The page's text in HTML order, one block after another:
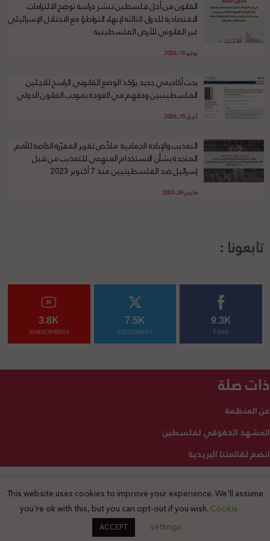
القانون من أجل فلسطين تنشر دراسة توضح الالتزامات
الاقتصادية للدول الثالثة لإنهاء التواطؤ مع الاحتلال الإسرائيلي
غير القانوني للأرض الفلسطينية
يوليو 18, 2026
بحث أكاديمي جديد يؤكد الوضع القانوني الراسخ للاجئين
الفلسطينيين وحقهم في العودة بموجب القانون الدولي
أبريل 15, 2026
التعذيب والإبادة الجماعية: ملخّص تقرير المقرّرة الخاصة للأمم
المتحدة بشأن الاستخدام المنهجي للتعذيب من قبل
إسرائيل ضد الفلسطينيين منذ 7 أكتوبر 2023
مارس 24, 2026
تابعونا :
9.3K
FANS
7.5K
FOLLOWERS
3.8K
SUBSCRIBERS
ذات صلة
عن المنظمة
المشهد الحقوقي لفلسطين
انضم لقائمتنا البريدية
2025 © جميع الحقوق محفوظة
This website uses cookies to improve your experience. We'll assume
you're ok with this, but you can opt-out if you wish. Cookie
settings
ACCEPT